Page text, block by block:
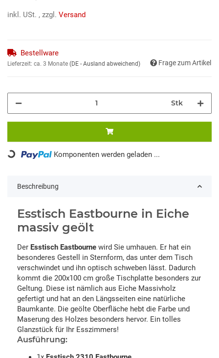
inkl. USt. , zzgl. Versand
Bestellware
Lieferzeit: ca. 3 Monate (DE - Ausland abweichend) Frage zum Artikel
Stk
Loading... Komponenten werden geladen ...
Beschreibung
Esstisch Eastbourne in Eiche
massiv geölt
Der Esstisch Eastbourne wird Sie umhauen. Er hat ein
besonderes Gestell in Sternform, das unter dem Tisch
verschwindet und ihn optisch schweben lässt. Dadurch
kommt die 200x100 cm große Tischplatte besonders zur
Geltung. Diese ist nämlich aus Eiche Massivholz
gefertigt und hat an den Längsseiten eine natürliche
Baumkante. Die geölte Oberfläche hebt die Farbe und
Maserung des Holzes besonders hervor. Ein tolles
Glanzstück für Ihr Esszimmers!
Ausführung: